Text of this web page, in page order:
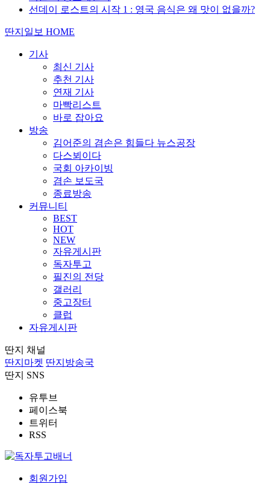
선데이 로스트의 시작 1 : 영국 음식은 왜 맛이 없을까?
딴지일보 HOME
기사
최신 기사
추천 기사
연재 기사
마빡리스트
바로 잡아요
방송
김어준의 겸손은 힘들다 뉴스공장
다스뵈이다
국회 아카이빙
겸손 보도국
종료방송
커뮤니티
BEST
HOT
NEW
자유게시판
독자투고
필진의 전당
갤러리
중고장터
클럽
자유게시판
딴지 채널
딴지마켓 딴지방송국
딴지 SNS
유투브
페이스북
트위터
RSS
회원가입